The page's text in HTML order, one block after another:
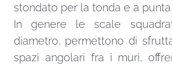
stondato per la tonda e a
In genere le scale
diametro, permettono di
spazi angolari fra i muri,